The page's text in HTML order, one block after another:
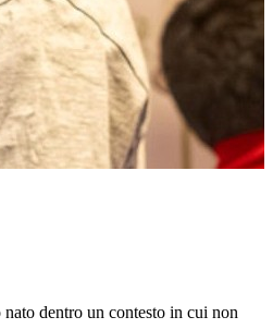
dentro un contesto in cui non